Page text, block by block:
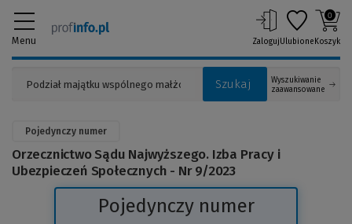
Menu
Szukaj
Wyszukiwanie
zaawansowane
ZalogujUlubione
0
Koszyk
Pojedynczy numer
Orzecznictwo Sądu Najwyższego. Izba Pracy i
Ubezpieczeń Społecznych - Nr 9/2023
Pojedynczy numer